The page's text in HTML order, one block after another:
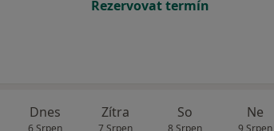
Rezervovat termín
Dnes
6 Srpen
Zítra
7 Srpen
So
8 Srpen
Ne
9 Srpen